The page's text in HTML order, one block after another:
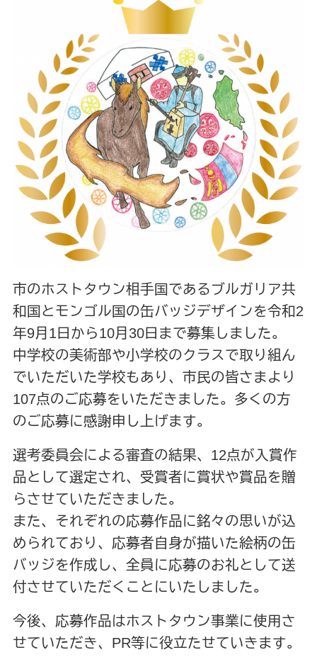
市のホストタウン相手国であるブルガリア共
和国とモンゴル国の缶バッジデザインを令和2
年9月1日から10月30日まで募集しました。
中学校の美術部や小学校のクラスで取り組ん
でいただいた学校もあり、市民の皆さまより
107点のご応募をいただきました。多くの方
のご応募に感謝申し上げます。
選考委員会による審査の結果、12点が入賞作
品として選定され、受賞者に賞状や賞品を贈
らさせていただきました。
また、それぞれの応募作品に銘々の思いが込
められており、応募者自身が描いた絵柄の缶
バッジを作成し、全員に応募のお礼として送
付させていただくことにいたしました。
今後、応募作品はホストタウン事業に使用さ
せていただき、 PR等に役立たせていきます。